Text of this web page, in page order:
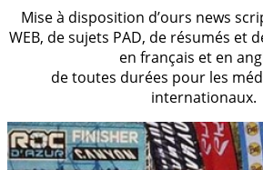
Mise à disposition d’ours news
WEB, de sujets PAD, de résumés et
en français et en
de toutes durées pour les
internationaux.